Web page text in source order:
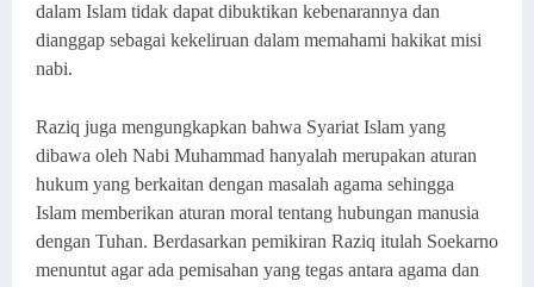
dalam Islam tidak dapat dibuktikan kebenarannya dan
dianggap sebagai kekeliruan dalam memahami hakikat misi
nabi.
Raziq juga mengungkapkan bahwa Syariat Islam yang
dibawa oleh Nabi Muhammad hanyalah merupakan aturan
hukum yang berkaitan dengan masalah agama sehingga
Islam memberikan aturan moral tentang hubungan manusia
dengan Tuhan. Berdasarkan pemikiran Raziq itulah Soekarno
menuntut agar ada pemisahan yang tegas antara agama dan